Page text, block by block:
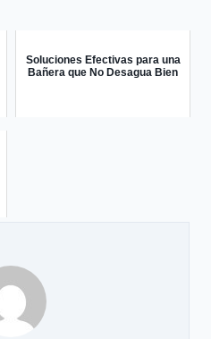
Soluciones Efectivas para una
Bañera que No Desagua Bien